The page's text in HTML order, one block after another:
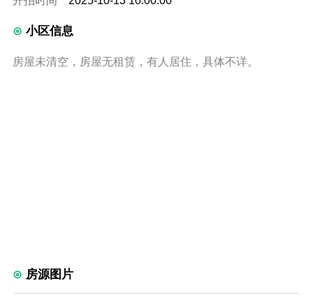
小区信息
房屋未清空，房屋无租赁，有人居住，具体不详。
房源图片